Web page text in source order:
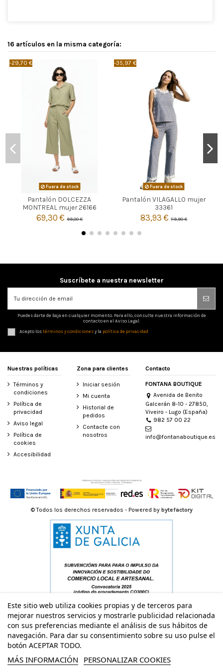
16 artículos en la misma categoría:
-29,70 €
Fuera de stock
Pantalón DOLCEZZA
MONTREAL mujer 26166
69,30 €99,00 €
 Agotado
-35,97 €
Fuera de stock
Pantalón VILAGALLO mujer
33361
83,93 €119,90 €
 Agotado
Suscríbete a nuestra newsletter
Puedes darte de baja en cualquier momento. Para ello, consulte nuestra información de
contacto en el Aviso Legal.
Acepto lostérminos y condicionesy la política de privacidad
Nuestras políticas
Términos y
condiciones
Política de
privacidad
Aviso legal
Política de
cookies
Accesibilidad
Zona para clientes
Iniciar sesión
Mi cuenta
Historial de
pedidos
Contacte con
nosotros
Contacto
FONTANA BOUTIQUE
Avenida de Benito
Galcerán 8-10 - 27850,
Viveiro - Lugo (España)
982 57 00 22
info@fontanaboutique.es
Este sitio web utiliza cookies propias y de terceros para
mejorar nuestros servicios y mostrarle publicidad relacionada
con sus preferencias mediante el análisis de sus hábitos de
navegación. Para dar su consentimiento sobre su uso pulse el
botón ACEPTAR TODO.
MÁS INFORMACIÓN PERSONALIZAR COOKIES
© Todos los derechos reservados - Powered by bytefactory